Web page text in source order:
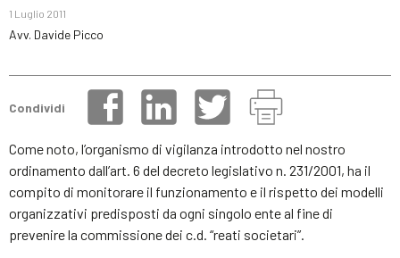
1 Luglio 2011
Avv. Davide Picco
Condividi
Come noto, l’organismo di vigilanza introdotto nel nostro
ordinamento dall’art. 6 del decreto legislativo n. 231/2001, ha il
compito di monitorare il funzionamento e il rispetto dei modelli
organizzativi predisposti da ogni singolo ente al fine di
prevenire la commissione dei c.d. “reati societari”.